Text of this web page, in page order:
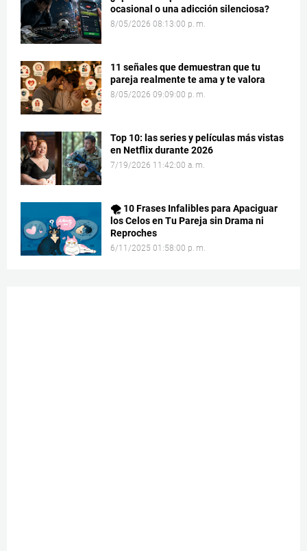
ocasional o una adicción silenciosa?
8/05/2026 08:13:00 p. m.
11 señales que demuestran que tu
pareja realmente te ama y te valora
8/05/2026 09:09:00 p. m.
Top 10: las series y películas más vistas
en Netflix durante 2026
7/19/2026 11:42:00 a. m.
🌪️ 10 Frases Infalibles para Apaciguar
los Celos en Tu Pareja sin Drama ni
Reproches
6/11/2025 01:58:00 p. m.